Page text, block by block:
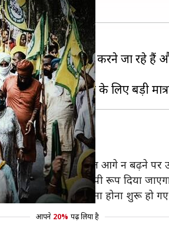
प्रदर्शन को तेज करने जा रहे हैं
साथ बातचीत में बात आगे न बढ़ने पर
प्रदर्शन को देशव्यापी रूप दिया
हैं और बॉर्डर पर जमा होना शुरू हो
आपने 20% पढ़ लिया है